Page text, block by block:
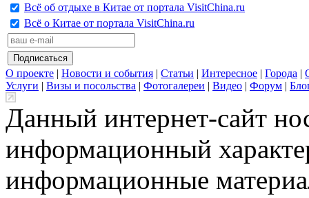
Всё об отдыхе в Китае от портала VisitChina.ru
Всё о Китае от портала VisitChina.ru
О проекте | Новости и события | Статьи | Интересное | Города |
Услуги | Визы и посольства | Фотогалереи | Видео | Форум |
Данный интернет-сайт
информационный
информационные